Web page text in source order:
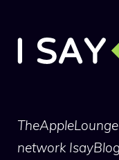
TheAppleLounge
network